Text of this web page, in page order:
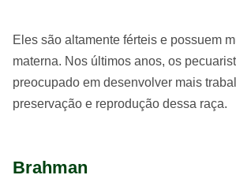
Eles são altamente férteis e possuem
materna. Nos últimos anos, os
preocupado em desenvolver mais
preservação e reprodução dessa raça.
Brahman